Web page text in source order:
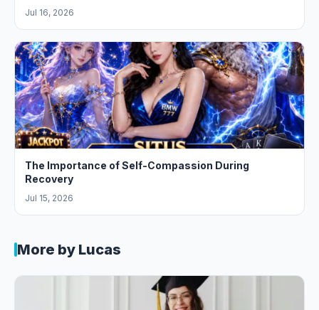
Jul 16, 2026
The Importance of Self-Compassion During
Recovery
Jul 15, 2026
More by Lucas